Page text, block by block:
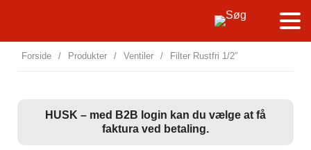
Forside / Produkter / Ventiler / Filter Rustfri 1/2″
HUSK – med B2B login kan du vælge at få
faktura ved betaling.